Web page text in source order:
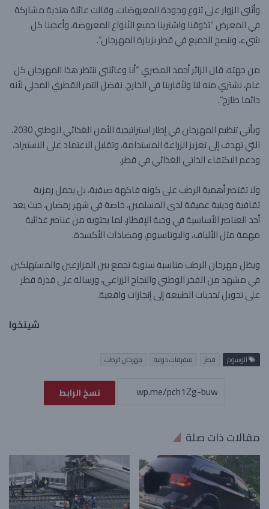
وأثنى الزوار على تنوع وجودة المعروضات، وقالت عائلة هندية مشاركة
في المعرض “تذوقنا واشترينا جميع الأنواع المعروضة، وأعجبنا كل
شيء، وننصح الجميع في قطر بزيارة المهرجان”.
من جهته، قال الزائر أحمد المصري “أنا وعائلتي ننتظر هذا المهرجان كل
عام، نشتري منه لنا ولأقاربنا في الخارج. نفضل التمر القطري المحلي لأنه
دائما طازج”.
ويأتي تنظيم المهرجان في إطار استراتيجية الأمن الغذائي الوطني 2030،
التي تهدف إلى تعزيز الزراعة المستدامة، وتقليل الاعتماد على الاستيراد،
ودعم الاكتفاء الذاتي الغذائي في قطر.
ولا تقتصر أهمية الرطب على كونه فاكهة صيفية، بل يحمل رمزية
ثقافية ودينية عميقة لدى المسلمين، خاصة في شهر رمضان، حيث يعد
أحد العناصر الأساسية في وجبة الإفطار، لما يحتويه من عناصر غذائية
مهمة مثل الألياف، والبوتاسيوم، ومضادات الأكسدة.
ويظل مهرجان الرطب مناسبة سنوية تجمع بين المزارعين والمستهلكين
في مشهد من الفخر الوطني والنجاح الزراعي، ورسالة على قدرة قطر
على تحويل تحديات الطبيعة إلى إنجازات واقعية.
شينخوا
الوسوم قطر متفرقات دولية مهرجان الرطب
نسخ الرابط
مقالات ذات صلة